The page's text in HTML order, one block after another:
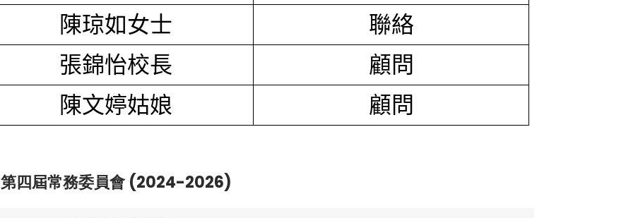
陳琼如女士
聯絡
張錦怡校長
顧問
陳文婷姑娘 顧問
第四屆常務委員會 (2024-2026)